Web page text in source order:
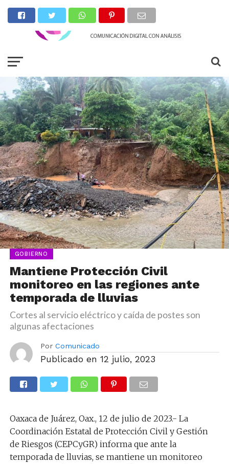
GOBIERNO
Mantiene Protección Civil
monitoreo en las regiones ante
temporada de lluvias
Cortes al servicio eléctrico y caída de postes son
algunas afectaciones
Por Comunicado
Publicado en 12 julio, 2023
Oaxaca de Juárez, Oax., 12 de julio de 2023.- La
Coordinación Estatal de Protección Civil y Gestión
de Riesgos (CEPCyGR) informa que ante la
temporada de lluvias, se mantiene un monitoreo